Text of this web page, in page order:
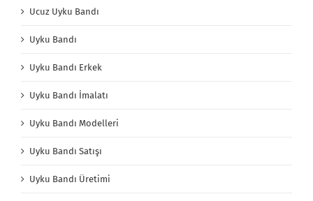
Ucuz Uyku Bandı
Uyku Bandı
Uyku Bandı Erkek
Uyku Bandı İmalatı
Uyku Bandı Modelleri
Uyku Bandı Satışı
Uyku Bandı Üretimi